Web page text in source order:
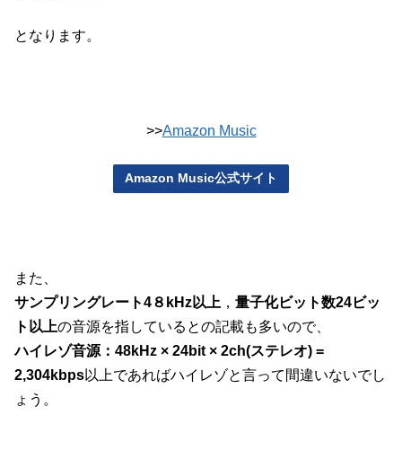
となります。
>>Amazon Music
Amazon Music公式サイト
また、
サンプリングレート4８kHz以上 ， 量子化ビット数24ビッ
ト以上の音源を指しているとの記載も多いので、
ハイレゾ音源：48kHz × 24bit × 2ch(ステレオ) =
2,304kbps以上であればハイレゾと言って間違いないでし
ょう。